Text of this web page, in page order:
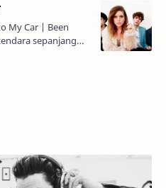
Car | Been
sepanjang
di dalam